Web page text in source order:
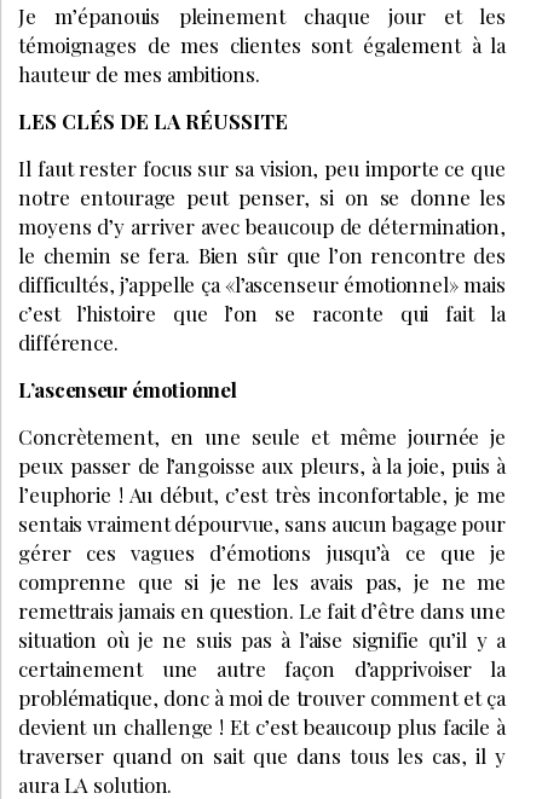
Je m’épanouis pleinement chaque jour et les
témoignages de mes clientes sont également à la
hauteur de mes ambitions.
LES CLÉS DE LA RÉUSSITE
Il faut rester focus sur sa vision, peu importe ce que
notre entourage peut penser, si on se donne les
moyens d’y arriver avec beaucoup de détermination,
le chemin se fera. Bien sûr que l’on rencontre des
difficultés, j’appelle ça «l’ascenseur émotionnel» mais
c’est l’histoire que l’on se raconte qui fait la
différence.
L’ascenseur émotionnel
Concrètement, en une seule et même journée je
peux passer de l’angoisse aux pleurs, à la joie, puis à
l’euphorie ! Au début, c’est très inconfortable, je me
sentais vraiment dépourvue, sans aucun bagage pour
gérer ces vagues d’émotions jusqu’à ce que je
comprenne que si je ne les avais pas, je ne me
remettrais jamais en question. Le fait d’être dans une
situation où je ne suis pas à l’aise signifie qu’il y a
certainement une autre façon d’apprivoiser la
problématique, donc à moi de trouver comment et ça
devient un challenge ! Et c’est beaucoup plus facile à
traverser quand on sait que dans tous les cas, il y
aura LA solution.